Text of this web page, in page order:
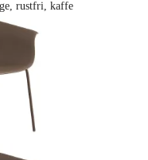
rustfri, kaffe